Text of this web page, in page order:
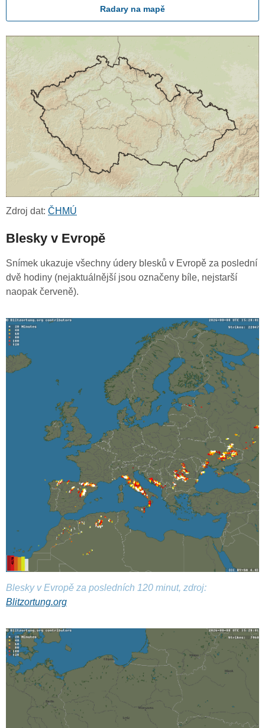
Radary na mapě
Zdroj dat: ČHMÚ
Blesky v Evropě
Snímek ukazuje všechny údery blesků v Evropě za poslední
dvě hodiny (nejaktuálnější jsou označeny bíle, nejstarší
naopak červeně).
Blesky v Evropě za posledních 120 minut, zdroj:
Blitzortung.org